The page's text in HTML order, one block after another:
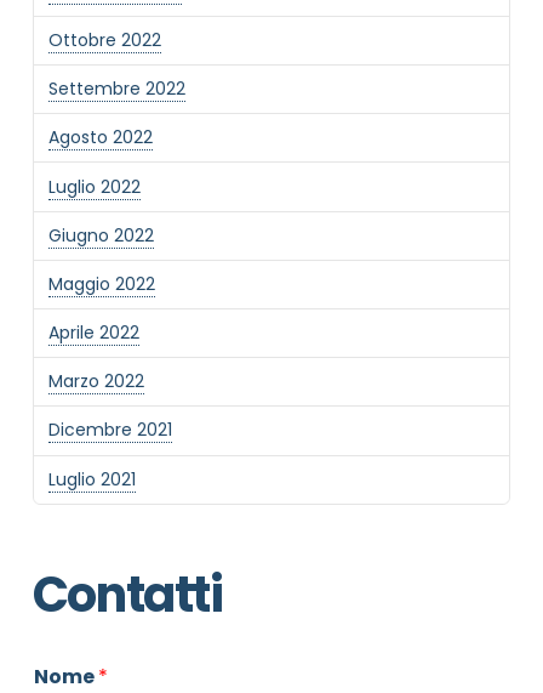
Ottobre 2022
Settembre 2022
Agosto 2022
Luglio 2022
Giugno 2022
Maggio 2022
Aprile 2022
Marzo 2022
Dicembre 2021
Luglio 2021
Contatti
Nome*